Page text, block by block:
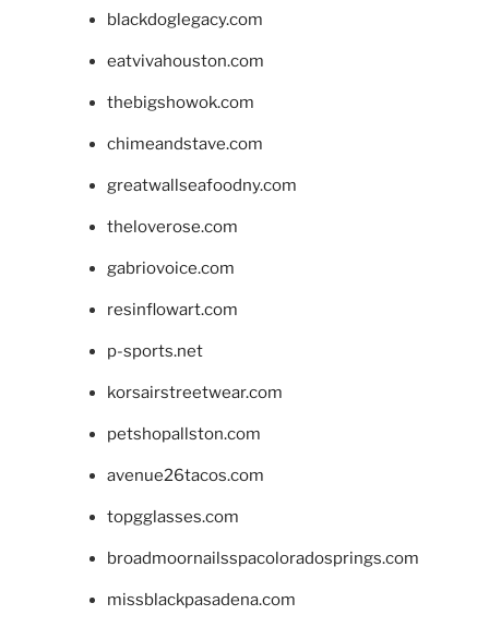
blackdoglegacy.com
eatvivahouston.com
thebigshowok.com
chimeandstave.com
greatwallseafoodny.com
theloverose.com
gabriovoice.com
resinflowart.com
p-sports.net
korsairstreetwear.com
petshopallston.com
avenue26tacos.com
topgglasses.com
broadmoornailsspacoloradosprings.com
missblackpasadena.com